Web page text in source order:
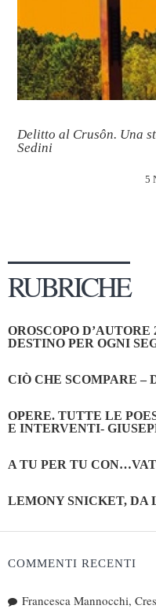
Delitto al Crusôn. Una
Sedini
5
RUBRICHE
OROSCOPO
DESTINO PER OGNI
CIÒ CHE SCOMPARE –
OPERE. TUTTE LE
E INTERVENTI-
A TU PER TU
LEMONY SNICKET, DA
COMMENTI RECENTI
Francesca Mannocchi,